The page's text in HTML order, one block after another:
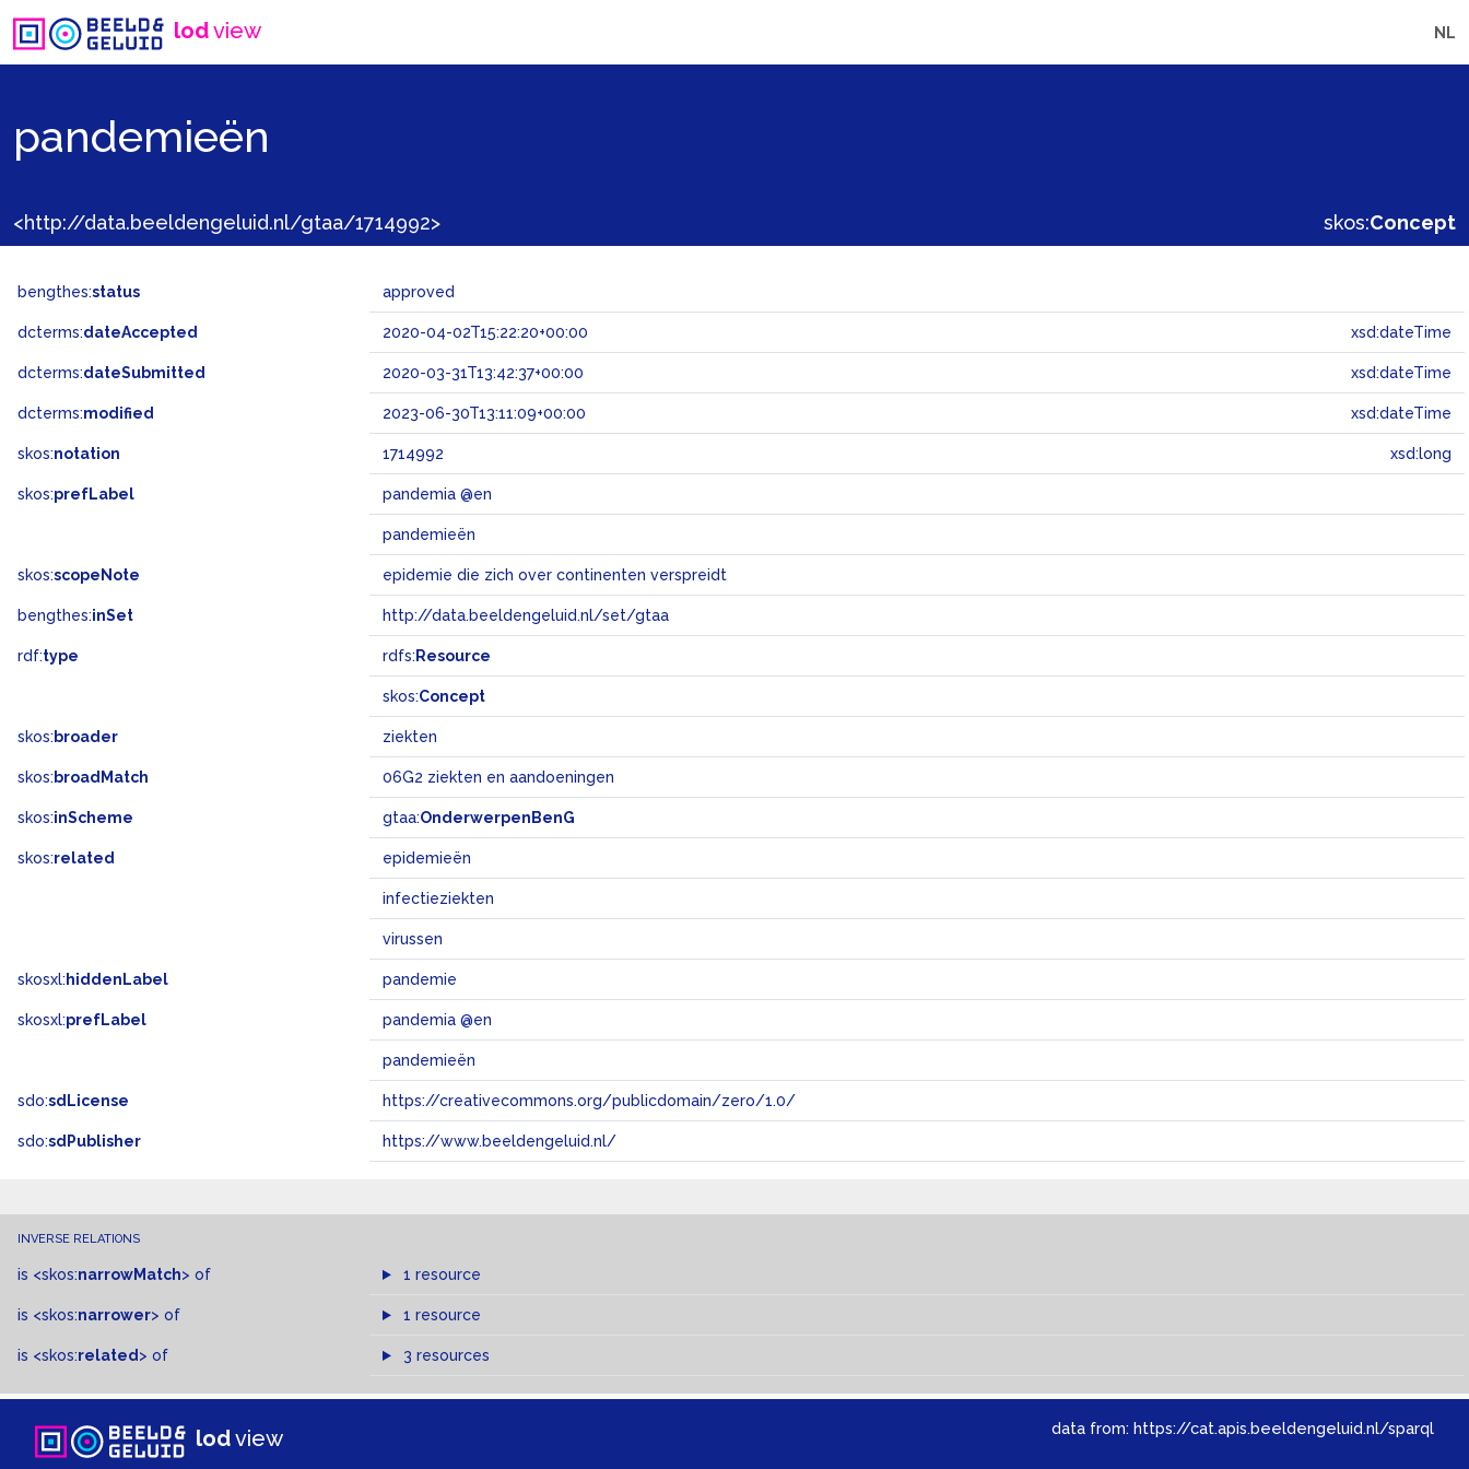
lodview NL
pandemieën
<http://data.beeldengeluid.nl/gtaa/1714992> skos:Concept
bengthes:status approved
dcterms:dateAccepted 2020-04-02T15:22:20+00:00 xsd:dateTime
dcterms:dateSubmitted 2020-03-31T13:42:37+00:00 xsd:dateTime
dcterms:modified 2023-06-30T13:11:09+00:00 xsd:dateTime
skos:notation 1714992 xsd:long
skos:prefLabel pandemia @en
pandemieën
skos:scopeNote epidemie die zich over continenten verspreidt
bengthes:inSet http://data.beeldengeluid.nl/set/gtaa
rdf:type rdfs: Resource
skos:Concept
skos: broader ziekten
skos: broadMatch 06G2 ziekten en aandoeningen
skos:inScheme gtaa:OnderwerpenBenG
skos:related epidemieën
infectieziekten
virussen
skosxl: hiddenLabel pandemie
skosxl:prefLabel pandemia @en
pandemieën
sdo:sdLicense https://creativecommons.org/publicdomain/zero/1.0/
sdo:sdPublisher https://www.beeldengeluid.nl/
INVERSE RELATIONS
is <skos:narrowMatch> of 1 resource
is <skos:narrower> of 1 resource
is <skos:related > of 3 resources
lodview data from: https://cat.apis.beeldengeluid.nl/sparql